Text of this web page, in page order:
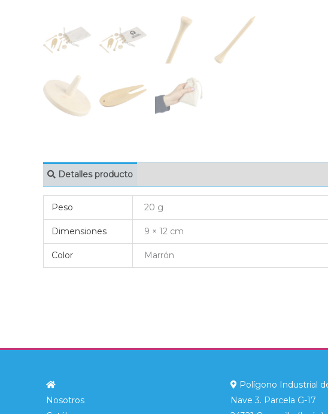
Detalles producto
Peso 20 g
Dimensiones 9 × 12 cm
Color Marrón
Nosotros
Polígono Industrial
Nave 3. Parcela G-17